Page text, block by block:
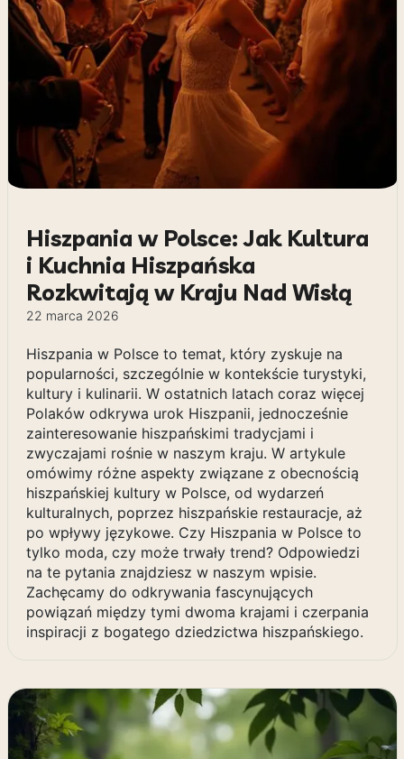
Hiszpania w Polsce: Jak Kultura
i Kuchnia Hiszpańska
Rozkwitają w Kraju Nad Wisłą
22 marca 2026
Hiszpania w Polsce to temat, który zyskuje na
popularności, szczególnie w kontekście turystyki,
kultury i kulinarii. W ostatnich latach coraz więcej
Polaków odkrywa urok Hiszpanii, jednocześnie
zainteresowanie hiszpańskimi tradycjami i
zwyczajami rośnie w naszym kraju. W artykule
omówimy różne aspekty związane z obecnością
hiszpańskiej kultury w Polsce, od wydarzeń
kulturalnych, poprzez hiszpańskie restauracje, aż
po wpływy językowe. Czy Hiszpania w Polsce to
tylko moda, czy może trwały trend? Odpowiedzi
na te pytania znajdziesz w naszym wpisie.
Zachęcamy do odkrywania fascynujących
powiązań między tymi dwoma krajami i czerpania
inspiracji z bogatego dziedzictwa hiszpańskiego.